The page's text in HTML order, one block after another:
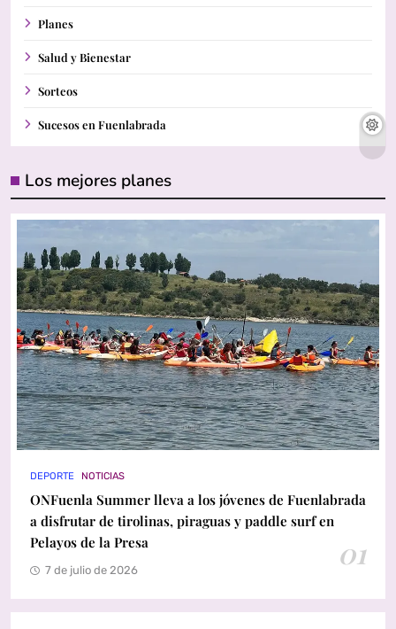
Planes
Salud y Bienestar
Sorteos
Sucesos en Fuenlabrada
Los mejores planes
DEPORTE NOTICIAS
ONFuenla Summer lleva a los jóvenes de Fuenlabrada
a disfrutar de tirolinas, piraguas y paddle surf en
Pelayos de la Presa
01
7 de julio de 2026